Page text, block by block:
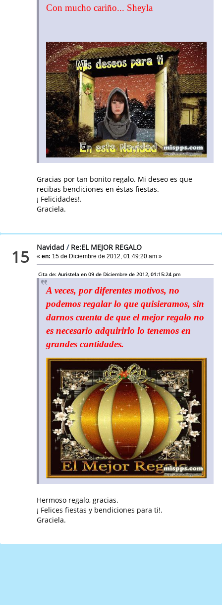
Con mucho cariño... Sheyla
Gracias por tan bonito regalo. Mi deseo es que
recibas bendiciones en éstas fiestas.
¡ Felicidades!.
Graciela.
15 Navidad / Re:EL MEJOR REGALO
«en: 15 de Diciembre de 2012, 01:49:20 am »
Cita de: Auristela en 09 de Diciembre de 2012, 01:15:24 pm
A veces, por diferentes motivos, no
podemos regalar lo que quisieramos, sin
darnos cuenta de que el mejor regalo no
es necesario adquirirlo lo tenemos en
grandes cantidades.
Hermoso regalo, gracias.
¡ Felices fiestas y bendiciones para ti!.
Graciela.